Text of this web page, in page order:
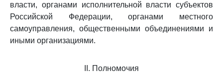
власти, органами исполнительной власти субъектов
Российской Федерации, органами местного
самоуправления, общественными объединениями и
иными организациями.
II. Полномочия